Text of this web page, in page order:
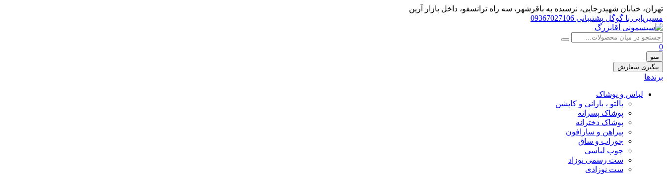
تهران، خيابان شهيدرجايى، نرسیده به باقرشهر، سه راه ترانسفو، داخل بازار آرین
مسیریابی با گوگل پشتیبانی 09367027106
0
منو
پیگیری سفارش
برندها
لباس و پوشاک
پالتو ، بارانی و کاپشن
پوشاک پسرانه
پوشاک دخترانه
پیراهن و سارافون
جوراب و ساق
چوب لباسی
ست رسمی نوزاد
ست نوزادی